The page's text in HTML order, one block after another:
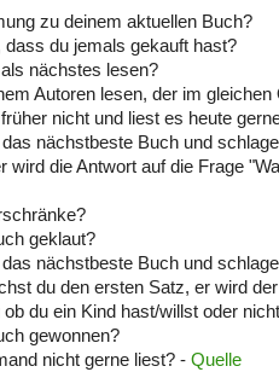
zu deinem aktuellen Buch?
du jemals gekauft hast?
nächstes lesen?
Autoren lesen, der im
nicht und liest es heute
nächstbeste Buch und
wird die Antwort auf die Frage
geklaut?
nächstbeste Buch und
du den ersten Satz, er wird
du ein Kind hast/willst oder
gewonnen?
nicht gerne liest? - Quelle